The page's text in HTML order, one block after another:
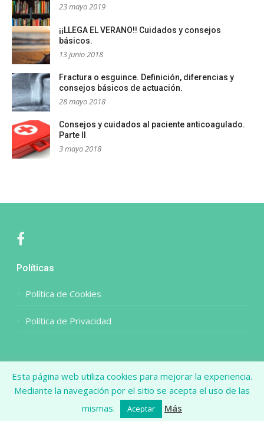
23 mayo 2019
¡¡LLEGA EL VERANO!! Cuidados y consejos
básicos.
13 junio 2018
Fractura o esguince. Definición, diferencias y
consejos básicos de actuación.
28 mayo 2018
Consejos y cuidados al paciente anticoagulado.
Parte II
3 mayo 2018
Facebook
Políticas
Política de Cookies
Política de Privacidad
Copyright © 2026 El Blog de la Enfermera–Tema Glob por
FameThemes
Esta página web utiliza cookies para mejorar la experiencia.
Mediante la navegación por el sitio se acepta el uso de las
mismas.
Aceptar Más